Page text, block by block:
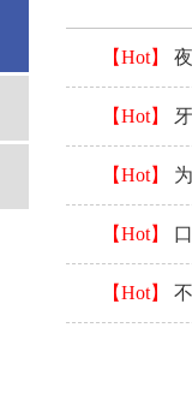
【Hot】
【Hot】
【Hot】
【Hot】
【Hot】